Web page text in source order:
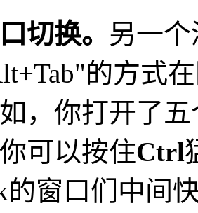
切换。 另一
的方式
，你打开了
可以按住Ctrl
的窗口们中间